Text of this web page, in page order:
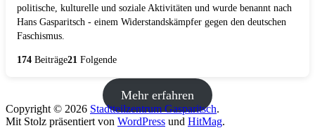
politische, kulturelle und soziale Aktivitäten und wurde benannt nach
Hans Gasparitsch - einem Widerstandskämpfer gegen den deutschen
Faschismus.
174 Beiträge21 Folgende
Mehr erfahren
Copyright © 2026 Stadtteilzentrum Gasparitsch.
Mit Stolz präsentiert von WordPress und HitMag.